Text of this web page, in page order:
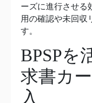
ーズに進行させる
用の確認や未回収
す。
BPSPを
求書カ
入